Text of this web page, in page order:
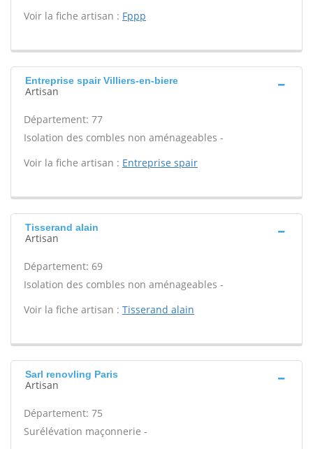
Voir la fiche artisan : Fppp
Entreprise spair Villiers-en-biere
Artisan
Département: 77
Isolation des combles non aménageables -
Voir la fiche artisan : Entreprise spair
Tisserand alain
Artisan
Département: 69
Isolation des combles non aménageables -
Voir la fiche artisan : Tisserand alain
Sarl renovling Paris
Artisan
Département: 75
Surélévation maçonnerie -